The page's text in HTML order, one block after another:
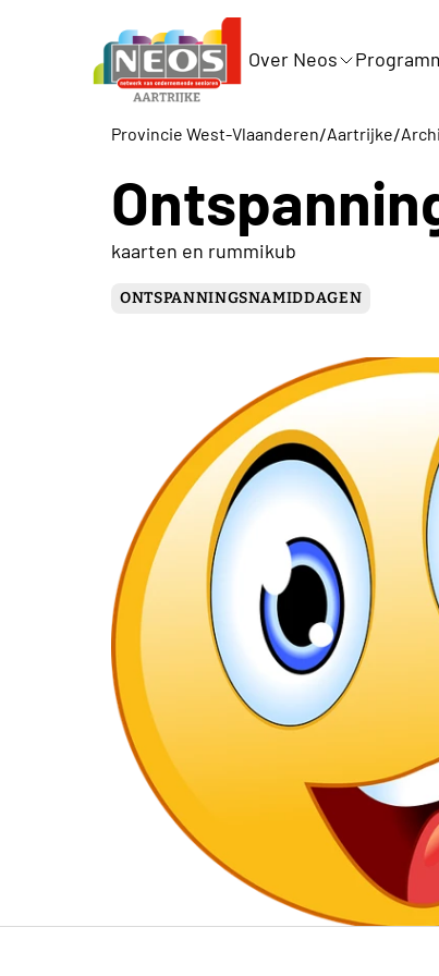
Over Neos
Provincie West-Vlaanderen/Aartrijke/
kaarten en rummikub
ONTSPANNINGSNAMIDDAGEN